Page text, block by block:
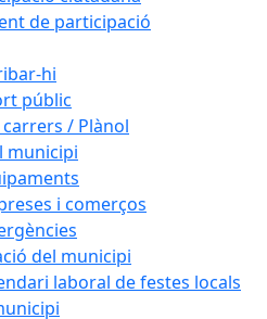
de participació
hi
públic
carrers / Plànol
municipi
i comerços
del municipi
laboral de festes locals